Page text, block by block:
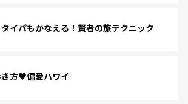
イパもかなえる！賢者の旅テクニック
方♥偏愛ハワイ